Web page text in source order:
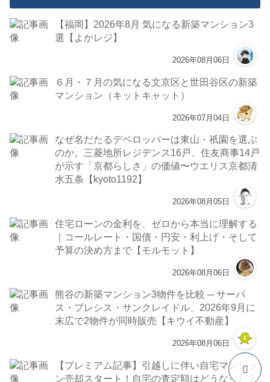
【福岡】2026年8月 気になる新築マンション3
選【よかレジ】
2026年08月06日
６月・７月の気になる文京区と世田谷区の新築
マンション（キットキャット）
2026年07月04日
なぜ名だたるデベロッパーは東山・祇園を選ぶ
のか。三菱地所レジデンス16戸、住友商事14戸
が示す「京都らしさ」の価値〜ウエリス京都清
水五条【kyoto1192】
2026年08月05日
住宅ローンの金利を、ゼロから本当に理解する
｜コールレート・国債・円安・利上げ・そして
予算の決め方まで【モルモット】
2026年08月06日
熊谷の新築マンション3物件を比較 ─ サーパ
ス・プレシス・サンクレイドル、2026年9月に
末広で2物件が同時販売【キウイ不動産】
2026年08月06日
【プレミアム記事】引越しに伴い自宅マンショ
ン売却スタート！自宅の査定額はどうなった？